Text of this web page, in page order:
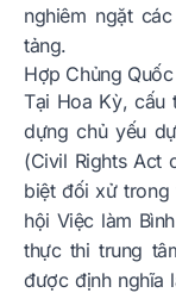
nghiêm ngặt
tảng.
Hợp Chủng
Tại Hoa Kỳ, cấu
dựng chủ yếu
(Civil Rights Act
biệt đối xử trong
hội Việc làm
thực thi trung
được định nghĩa